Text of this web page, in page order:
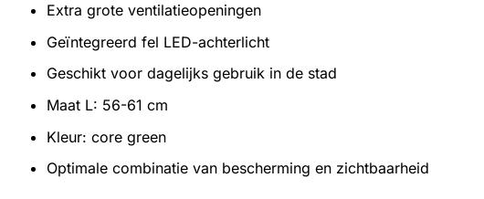
Extra grote ventilatieopeningen
Geïntegreerd fel LED-achterlicht
Geschikt voor dagelijks gebruik in de stad
Maat L: 56-61 cm
Kleur: core green
Optimale combinatie van bescherming en zichtbaarheid